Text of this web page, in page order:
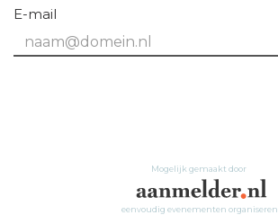
E-mail
Mogelijk gemaakt door
eenvoudig evenementen organiseren